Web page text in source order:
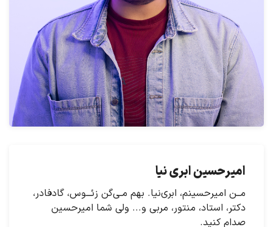
امیرحسین ابری نیا
مــن امیرحسینم، ابری‌نیا. بهم مـی‌گن زئـــوس، گادفادر،
دکتر، استاد، منتور، مربی و... ولی شما امیرحسین
صدام کنید.